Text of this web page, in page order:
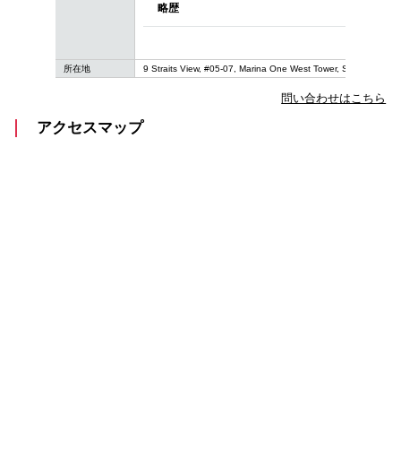
略歴
所在地 9 Straits View, #05-07, Marina One West Tower, Singapore
問い合わせはこちら
アクセスマップ